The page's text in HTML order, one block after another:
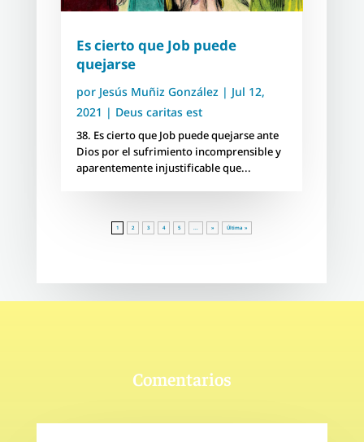
Es cierto que Job puede
quejarse
por Jesús Muñiz González | Jul 12,
2021 | Deus caritas est
38. Es cierto que Job puede quejarse ante
Dios por el sufrimiento incomprensible y
aparentemente injustificable que...
1 2 3 4 5 » Última »
Comentarios